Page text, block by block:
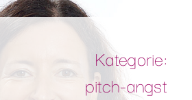
Kategorie:
pitch-angst